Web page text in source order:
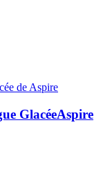
GlacéeAspire